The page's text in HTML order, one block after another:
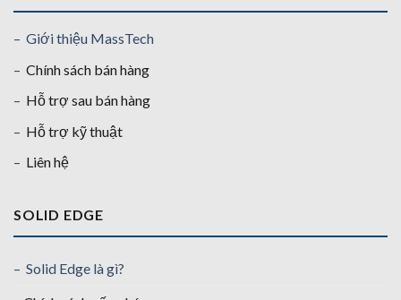
– Giới thiệu MassTech
– Chính sách bán hàng
– Hỗ trợ sau bán hàng
– Hỗ trợ kỹ thuật
– Liên hệ
SOLID EDGE
– Solid Edge là gì?